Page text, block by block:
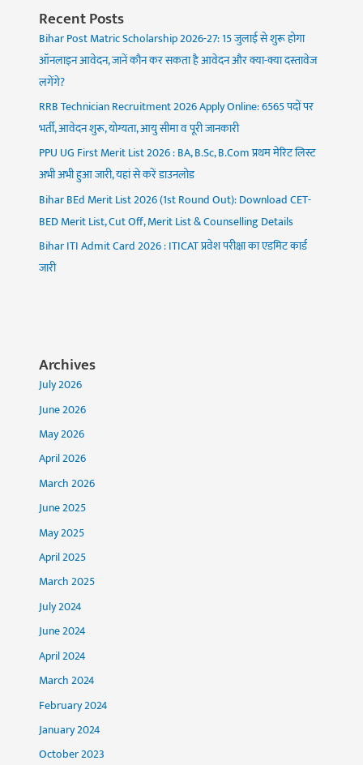
Recent Posts
Bihar Post Matric Scholarship 2026-27: 15 जुलाई से शुरू होगा
ऑनलाइन आवेदन, जानें कौन कर सकता है आवेदन और क्या-क्या दस्तावेज
लगेंगे?
RRB Technician Recruitment 2026 Apply Online: 6565 पदों पर
भर्ती, आवेदन शुरू, योग्यता, आयु सीमा व पूरी जानकारी
PPU UG First Merit List 2026 : BA, B.Sc, B.Com प्रथम मेरिट लिस्ट
अभी अभी हुआ जारी, यहां से करें डाउनलोड
Bihar BEd Merit List 2026 (1st Round Out): Download CET-
BED Merit List, Cut Off, Merit List & Counselling Details
Bihar ITI Admit Card 2026 : ITICAT प्रवेश परीक्षा का एडमिट कार्ड
जारी
Archives
July 2026
June 2026
May 2026
April 2026
March 2026
June 2025
May 2025
April 2025
March 2025
July 2024
June 2024
April 2024
March 2024
February 2024
January 2024
October 2023